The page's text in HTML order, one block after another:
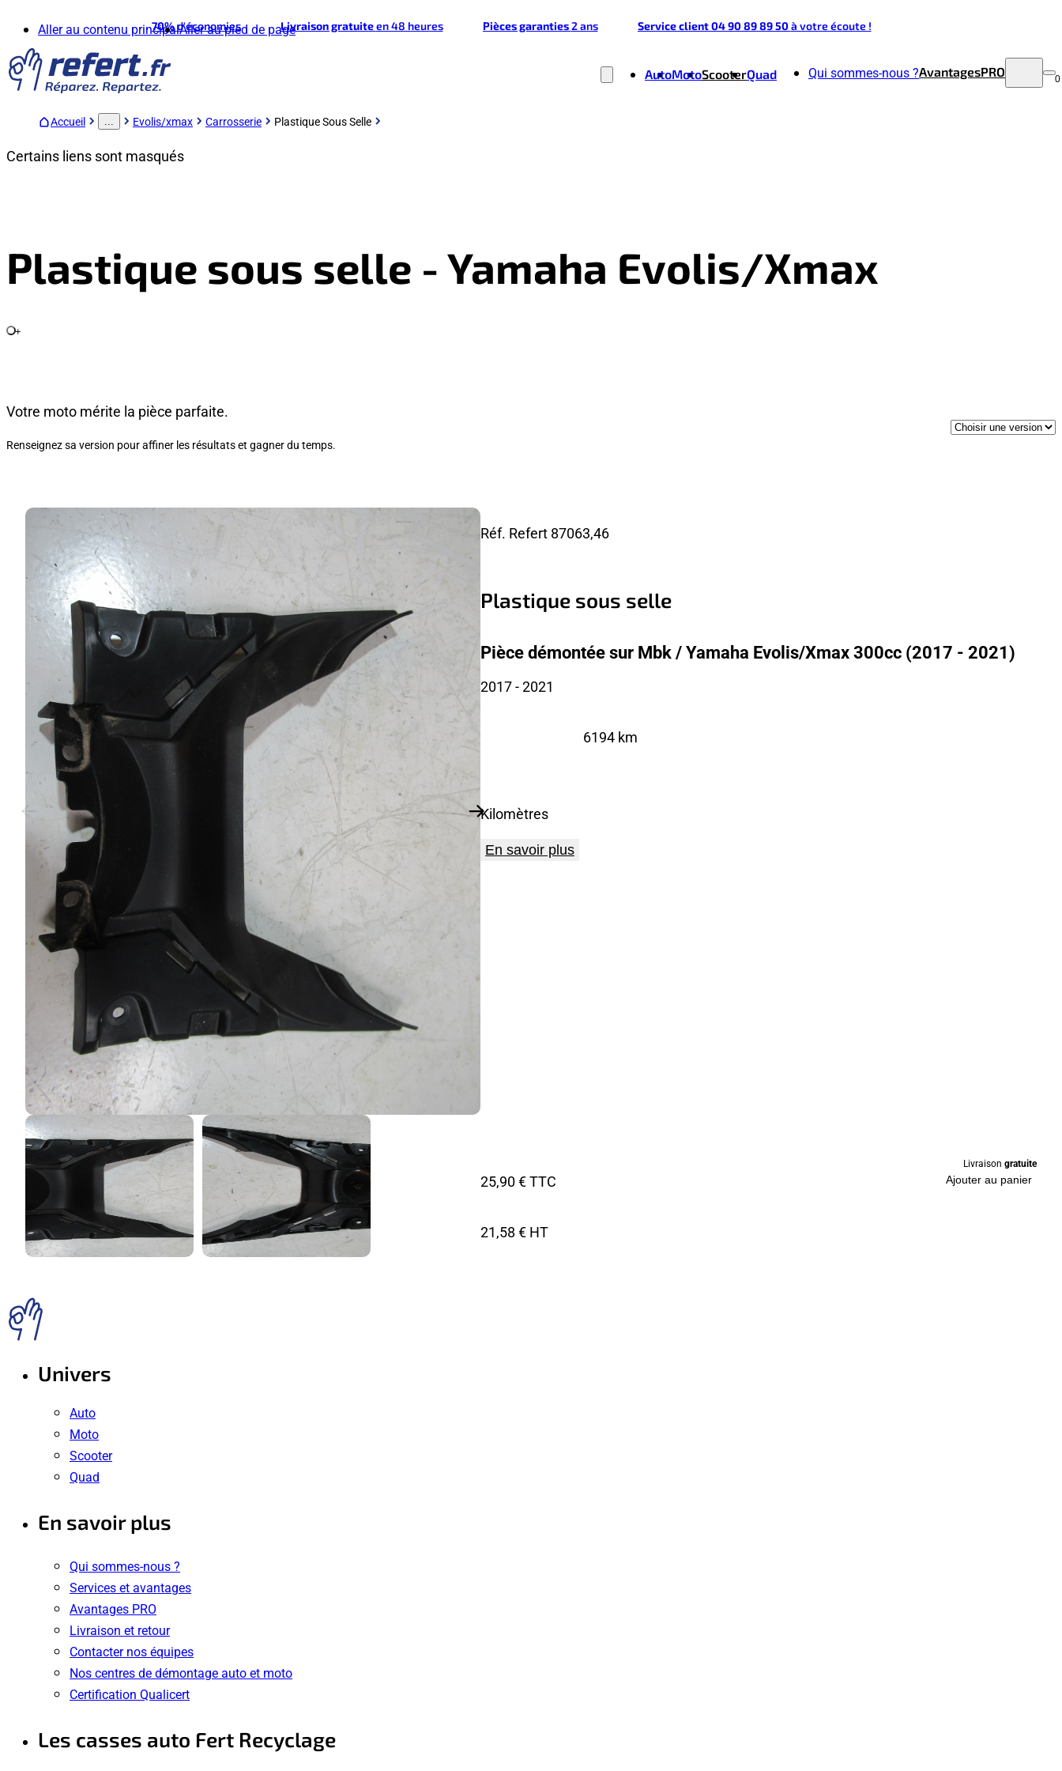
Aller au contenu principalAller au pied de page
70%d'économies Livraison gratuiteen 48 heures Pièces garanties2 ans Service client 04 90 89 89 50à votre écoute !
AutoMotoScooterQuad Qui sommes-nous ?AvantagesPRO 0
Accueil ... Evolis/xmax Carrosserie Plastique Sous Selle
Certains liens sont masqués
Plastique sous selle - Yamaha Evolis/Xmax
+
Votre moto mérite la pièce parfaite.
Renseignez sa version pour affiner les résultats et gagner du temps.
Réf. Refert 87063,46
Plastique sous selle
Pièce démontée sur Mbk / Yamaha Evolis/Xmax 300cc (2017 - 2021)
2017- 2021
Kilomètres
6194 km
En savoir plus
25,90 € TTC
21,58 € HT
Livraison gratuite
Ajouter au panier
Univers
Auto
Moto
Scooter
Quad
En savoir plus
Qui sommes-nous ?
Services et avantages
Avantages PRO
Livraison et retour
Contacter nos équipes
Nos centres de démontage auto et moto
Certification Qualicert
Les casses auto Fert Recyclage